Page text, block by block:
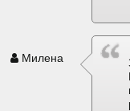
Милена